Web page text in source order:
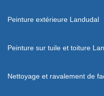
Peinture extérieure Landudal
Peinture sur tuile et toiture
Nettoyage et ravalement de